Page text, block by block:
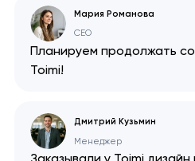
Мария Романова
CEO
Планируем продолжать
Toimi!
Дмитрий Кузьмин
Менеджер